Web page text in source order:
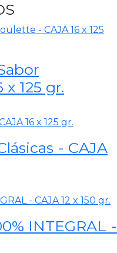
125 gr.
- CAJA
INTEGRAL -